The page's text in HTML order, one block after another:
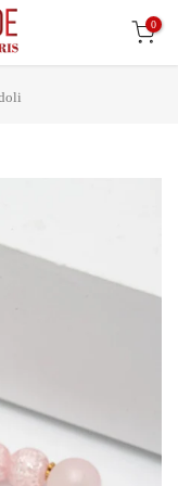
0